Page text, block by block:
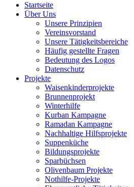
Startseite
Über Uns
Unsere Prinzipien
Vereinsvorstand
Unsere Tätigkeitsbereiche
Häufig gestellte Fragen
Bedeutung des Logos
Datenschutz
Projekte
Waisenkinderprojekte
Brunnenprojekt
Winterhilfe
Kurban Kampagne
Ramadan Kampagne
Nachhaltige Hilfsprojekte
Suppenküche
Bildungsprojekte
Sparbüchsen
Olivenbaum Projekte
Nothilfe-Projekte